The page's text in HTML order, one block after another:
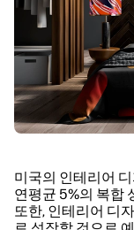
미국의 인테리어
연평균 5%의 복합
또한, 인테리어 디